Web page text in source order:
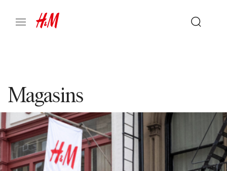
Magasins